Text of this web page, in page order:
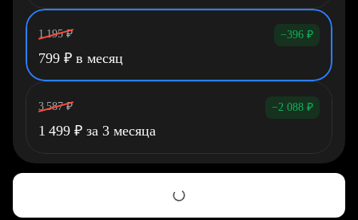
1 195 ₽ −396 ₽
799 ₽ в месяц
3 587 ₽ −2 088 ₽
1 499 ₽ за 3 месяца